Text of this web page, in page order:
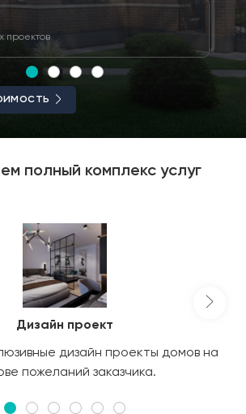
проектов
полный комплекс услуг
Дизайн проект
дизайн проекты домов на
пожеланий заказчика.